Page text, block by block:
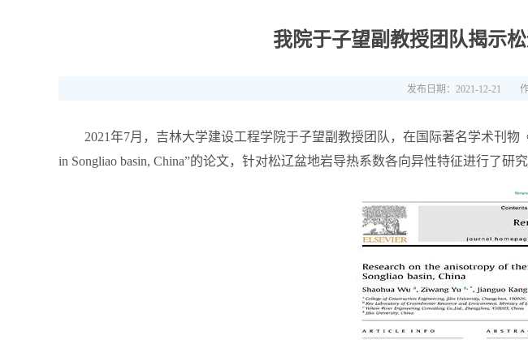
我院于子望副教授团队揭示
发布日期：2021-12-21
2021年7月，吉林大学建设工程学院于子望副教授团队，在国际著名学术刊物
in Songliao basin, China”的论文，针对松辽盆地岩导热系数各向异性特征进行了研